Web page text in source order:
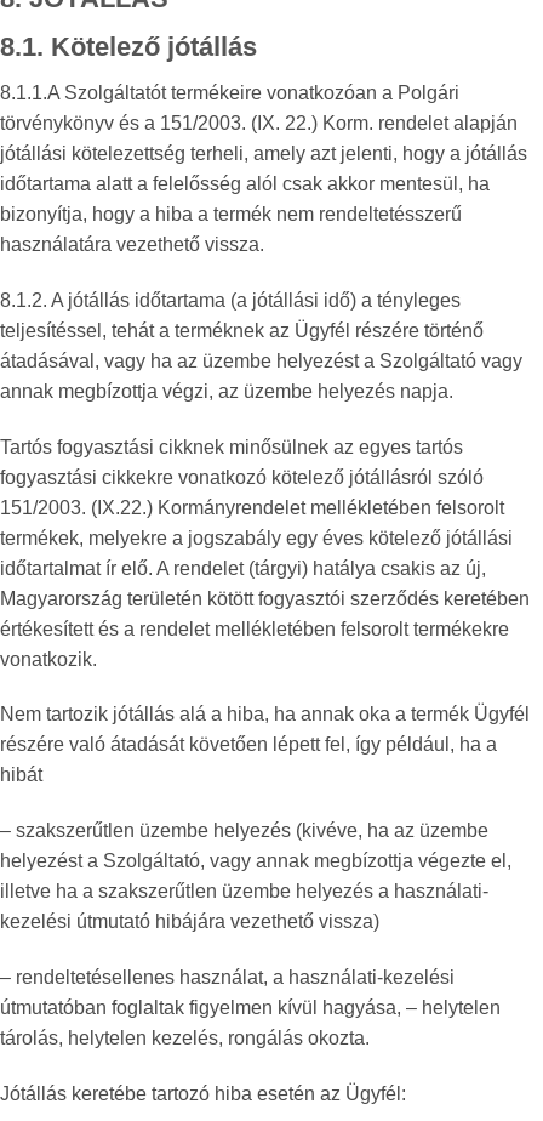
8.1. Kötelező jótállás
8.1.1.A Szolgáltatót termékeire vonatkozóan a Polgári
törvénykönyv és a 151/2003. (IX. 22.) Korm. rendelet alapján
jótállási kötelezettség terheli, amely azt jelenti, hogy a jótállás
időtartama alatt a felelősség alól csak akkor mentesül, ha
bizonyítja, hogy a hiba a termék nem rendeltetésszerű
használatára vezethető vissza.
8.1.2. A jótállás időtartama (a jótállási idő) a tényleges
teljesítéssel, tehát a terméknek az Ügyfél részére történő
átadásával, vagy ha az üzembe helyezést a Szolgáltató vagy
annak megbízottja végzi, az üzembe helyezés napja.
Tartós fogyasztási cikknek minősülnek az egyes tartós
fogyasztási cikkekre vonatkozó kötelező jótállásról szóló
151/2003. (IX.22.) Kormányrendelet mellékletében felsorolt
termékek, melyekre a jogszabály egy éves kötelező jótállási
időtartalmat ír elő. A rendelet (tárgyi) hatálya csakis az új,
Magyarország területén kötött fogyasztói szerződés keretében
értékesített és a rendelet mellékletében felsorolt termékekre
vonatkozik.
Nem tartozik jótállás alá a hiba, ha annak oka a termék Ügyfél
részére való átadását követően lépett fel, így például, ha a
hibát
– szakszerűtlen üzembe helyezés (kivéve, ha az üzembe
helyezést a Szolgáltató, vagy annak megbízottja végezte el,
illetve ha a szakszerűtlen üzembe helyezés a használati-
kezelési útmutató hibájára vezethető vissza)
– rendeltetésellenes használat, a használati-kezelési
útmutatóban foglaltak figyelmen kívül hagyása, – helytelen
tárolás, helytelen kezelés, rongálás okozta.
Jótállás keretébe tartozó hiba esetén az Ügyfél: